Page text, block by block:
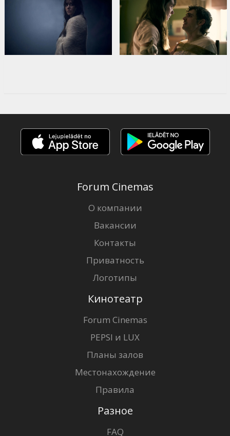
Forum Cinemas
О компании
Вакансии
Контакты
Приватность
Логотипы
Кинотеатр
Forum Cinemas
PEPSI и LUX
Планы залов
Местонахождение
Правила
Разное
FAQ